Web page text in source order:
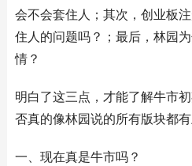
会不会套住人；其次，创业板
住人的问题吗？；最后，林园
情？
明白了这三点，才能了解牛市
否真的像林园说的所有版块都有
一、现在真是牛市吗？